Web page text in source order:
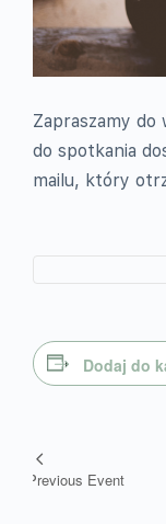
Zapraszamy do
do spotkania
mailu, który
Dodaj do
Wydarzenie
Nawigacja
Previous Event